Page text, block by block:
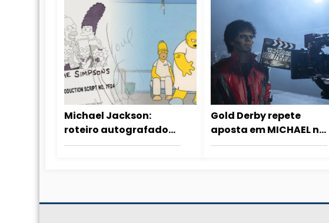
Michael Jackson:
roteiro autografado
de The Simpsons é
Gold Derby repete
aposta em MICHAEL no
OSCAR 2027 apesar